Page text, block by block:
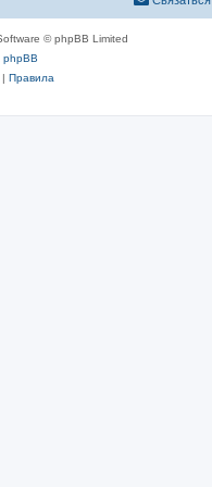
© phpBB Limited
phpBB
Правила